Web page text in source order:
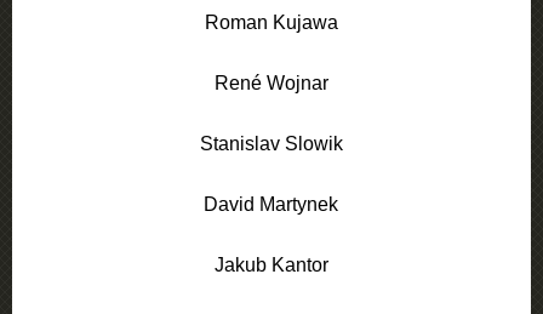
Roman Kujawa
René Wojnar
Stanislav Slowik
David Martynek
Jakub Kantor